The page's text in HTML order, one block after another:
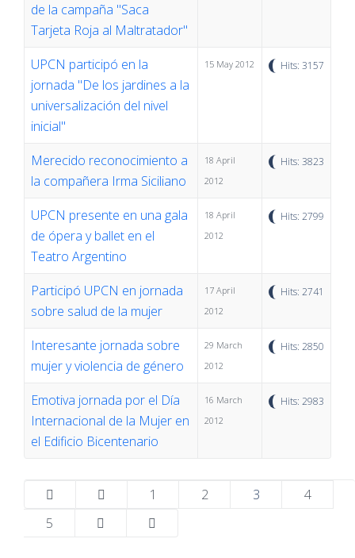
de la campaña "Saca
Tarjeta Roja al Maltratador"
UPCN participó en la
jornada "De los jardines a la
universalización del nivel
inicial"
15 May 2012 Hits: 3157
Merecido reconocimiento a
la compañera Irma Siciliano
18 April
2012
Hits: 3823
UPCN presente en una gala
de ópera y ballet en el
Teatro Argentino
18 April
2012
Hits: 2799
Participó UPCN en jornada
sobre salud de la mujer
17 April
2012
Hits: 2741
Interesante jornada sobre
mujer y violencia de género
29 March
2012
Hits: 2850
Emotiva jornada por el Día
Internacional de la Mujer en
el Edificio Bicentenario
16 March
2012
Hits: 2983
1 2 3
4
5